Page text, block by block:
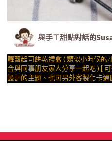
與手工甜點對話的
蘿蔔起司餅乾禮盒 ( 類似小時候的
合與同事朋友家人分享一起吃 ) [ 可選駐站1,000名港台知名插畫家
設計的主題、也可另外客製化卡通